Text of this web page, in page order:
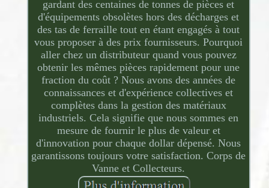
gardant des centaines de tonnes de pièces et
d'équipements obsolètes hors des décharges et
des tas de ferraille tout en étant engagés à tout
vous proposer à des prix fournisseurs. Pourquoi
aller chez un distributeur quand vous pouvez
obtenir les mêmes pièces rapidement pour une
fraction du coût ? Nous avons des années de
connaissances et d'expérience collectives et
complètes dans la gestion des matériaux
industriels. Cela signifie que nous sommes en
mesure de fournir le plus de valeur et
d'innovation pour chaque dollar dépensé. Nous
garantissons toujours votre satisfaction. Corps de
Vanne et Collecteurs.